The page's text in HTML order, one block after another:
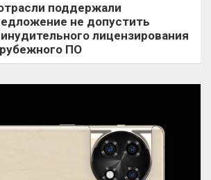
поддержали
не допустить
лицензирования
ПО